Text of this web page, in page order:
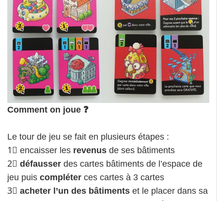
Comment on joue ❓
Le tour de jeu se fait en plusieurs étapes :
1⃣ encaisser les revenus de ses bâtiments
2⃣ défausser des cartes bâtiments de l’espace de
jeu puis compléter ces cartes à 3 cartes
3⃣ acheter l’un des bâtiments et le placer dans sa